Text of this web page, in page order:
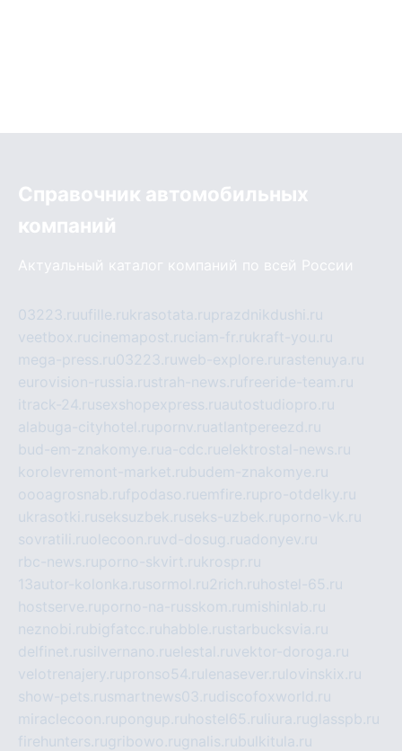
Справочник автомобильных
компаний
Актуальный каталог компаний по всей России
03223.ruufille.rukrasotata.ruprazdnikdushi.ru
veetbox.rucinemapost.ruciam-fr.rukraft-you.ru
mega-press.ru03223.ruweb-explore.ru rastenuya.ru
eurovision-russia.rustrah-news.rufreeride-team.ru
itrack-24.rusexshopexpress.ruautostudiopro.ru
alabuga-cityhotel.rupornv.ruatlantpereezd.ru
bud-em-znakomye.rua-cdc.ruelektrostal-news.ru
korolevremont-market.rubudem-znakomye.ru
oooagrosnab.rufpodaso.ruemfire.rupro-otdelky.ru
ukrasotki.ruseksuzbek.ruseks-uzbek.ruporno-vk.ru
sovratili.ruolecoon.ruvd-dosug.ruadonyev.ru
rbc-news.ruporno-skvirt.rukrospr.ru
13autor-kolonka.rusormol.ru2rich.ru hostel-65.ru
hostserve.ruporno-na-russkom.ru mishinlab.ru
neznobi.rubigfatcc.ru habble.rustarbucksvia.ru
delfinet.rusilvernano.ruelestal.ruvektor-doroga.ru
velotrenajery.rupronso54.ru lenasever.ru lovinskix.ru
show-pets.rusmartnews03.rudiscofoxworld.ru
miraclecoon.rupongup.ru hostel65.ru liura.ruglasspb.ru
firehunters.rugribowo.rugnalis.rubulkitula.ru